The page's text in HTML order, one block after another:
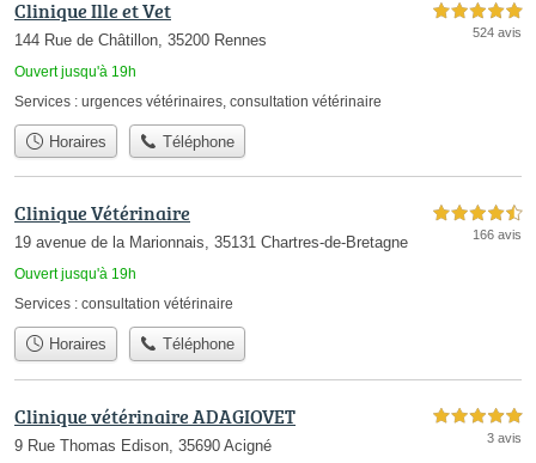
Clinique Ille et Vet
144 Rue de Châtillon, 35200 Rennes
Ouvert jusqu'à 19h
5,0 étoiles sur 5
524 avis
Services : urgences vétérinaires, consultation vétérinaire
Horaires Téléphone
Clinique Vétérinaire
19 avenue de la Marionnais, 35131 Chartres-de-Bretagne
Ouvert jusqu'à 19h
4,5 étoiles sur 5
166 avis
Services : consultation vétérinaire
Horaires Téléphone
Clinique vétérinaire ADAGIOVET
9 Rue Thomas Edison, 35690 Acigné
5,0 étoiles sur 5
3 avis